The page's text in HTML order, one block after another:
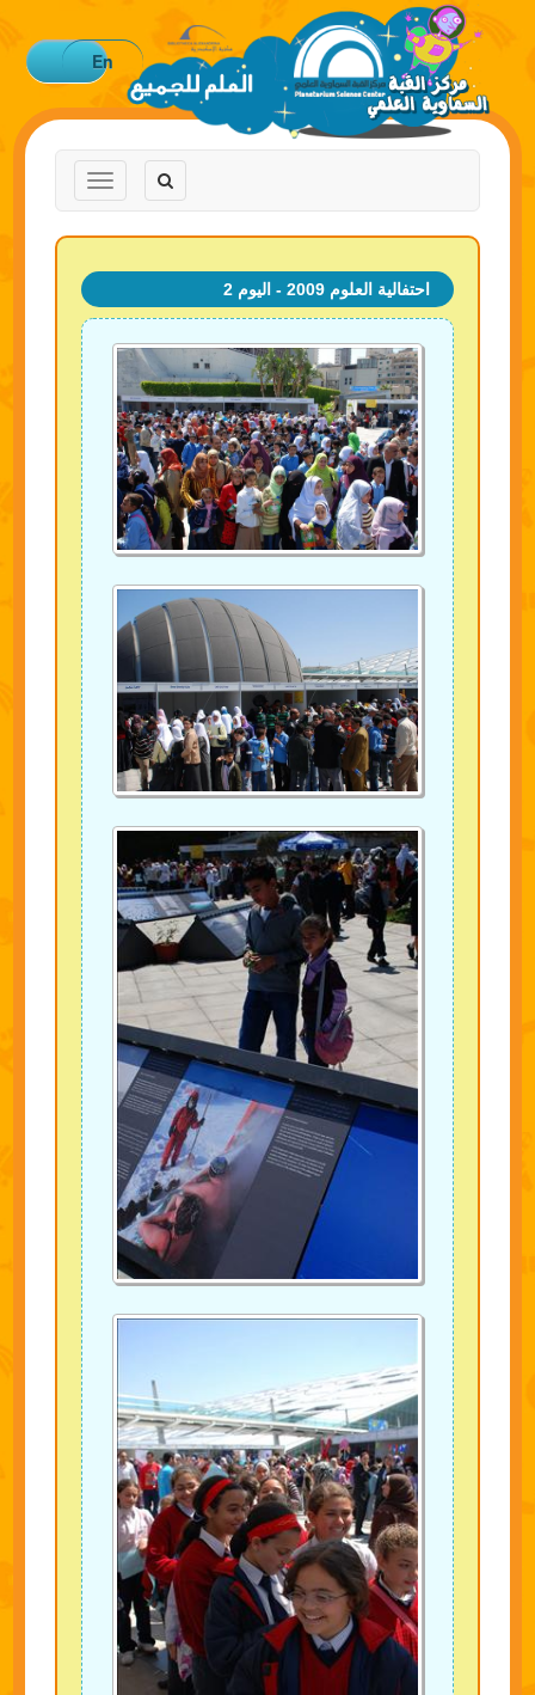
En
Toggle
navigation
Toggle
navigation
احتفالية العلوم 2009 - اليوم 2